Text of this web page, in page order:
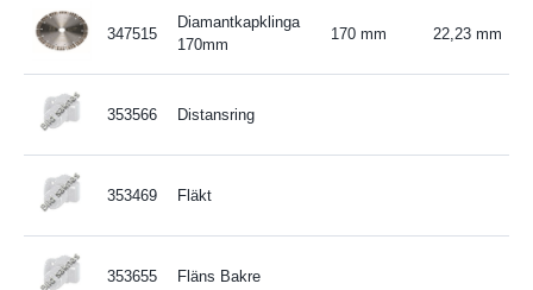
347515
Diamantkapklinga
170mm
170 mm 22,23 mm
353566 Distansring
353469 Fläkt
353655 Fläns Bakre